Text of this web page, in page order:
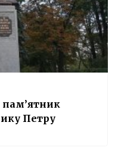
пам’ятник
Петру